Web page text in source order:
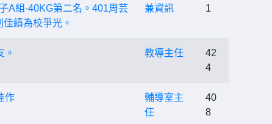
A組-40KG第二名。401周芸
績為校爭光。
兼資訊
1
。 教導主任
42
4
作
輔導室主
任
40
8